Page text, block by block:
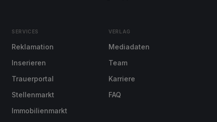
SERVICES
Reklamation
Inserieren
Trauerportal
Stellenmarkt
Immobilienmarkt
VERLAG
Mediadaten
Team
Karriere
FAQ